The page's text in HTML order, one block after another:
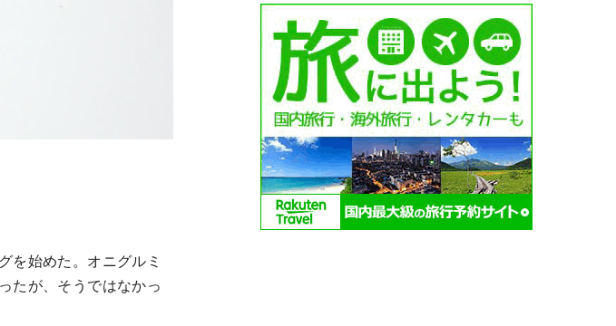
を始めた。オニグルミ
たが、そうではなかっ